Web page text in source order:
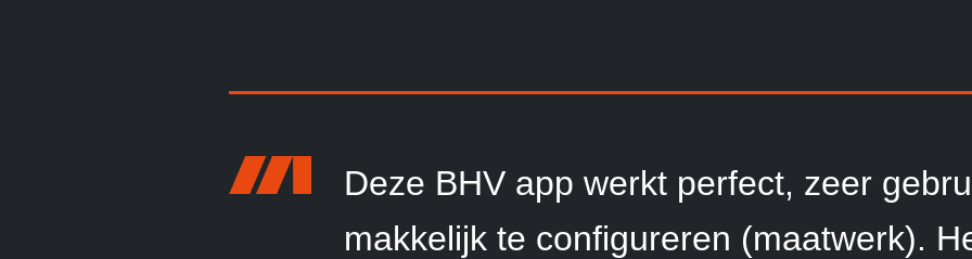
Deze BHV app werkt perfect, zeer
makkelijk te configureren (maatwerk).